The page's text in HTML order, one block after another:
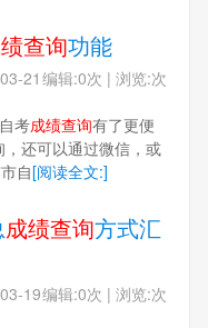
查询功能
编辑:0次 | 浏览:次
21
考成绩查询有了更便
还可以通过微信，或
自[阅读全文:]
成绩查询方式汇
编辑:0次 | 浏览:次
19